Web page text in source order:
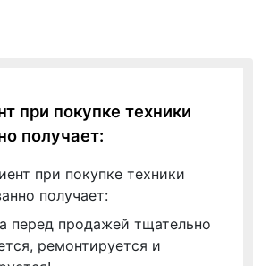
при покупке техники
получает:
при покупке техники
получает:
перед продажей тщательно
ремонтируется и